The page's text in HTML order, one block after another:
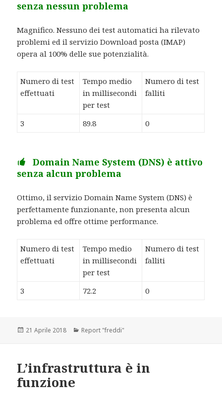
senza nessun problema
Magnifico. Nessuno dei test automatici ha rilevato
problemi ed il servizio Download posta (IMAP)
opera al 100% delle sue potenzialità.
Numero di test
effettuati
Tempo medio
in millisecondi
per test
Numero di test
falliti
3 89.8 0
Domain Name System (DNS) è attivo
senza alcun problema
Ottimo, il servizio Domain Name System (DNS) è
perfettamente funzionante, non presenta alcun
problema ed offre ottime performance.
Numero di test
effettuati
Tempo medio
in millisecondi
per test
Numero di test
falliti
3 72.2 0
Scritto
21 Aprile 2018 Categorie
Report "freddi"
L’infrastruttura è in
funzione